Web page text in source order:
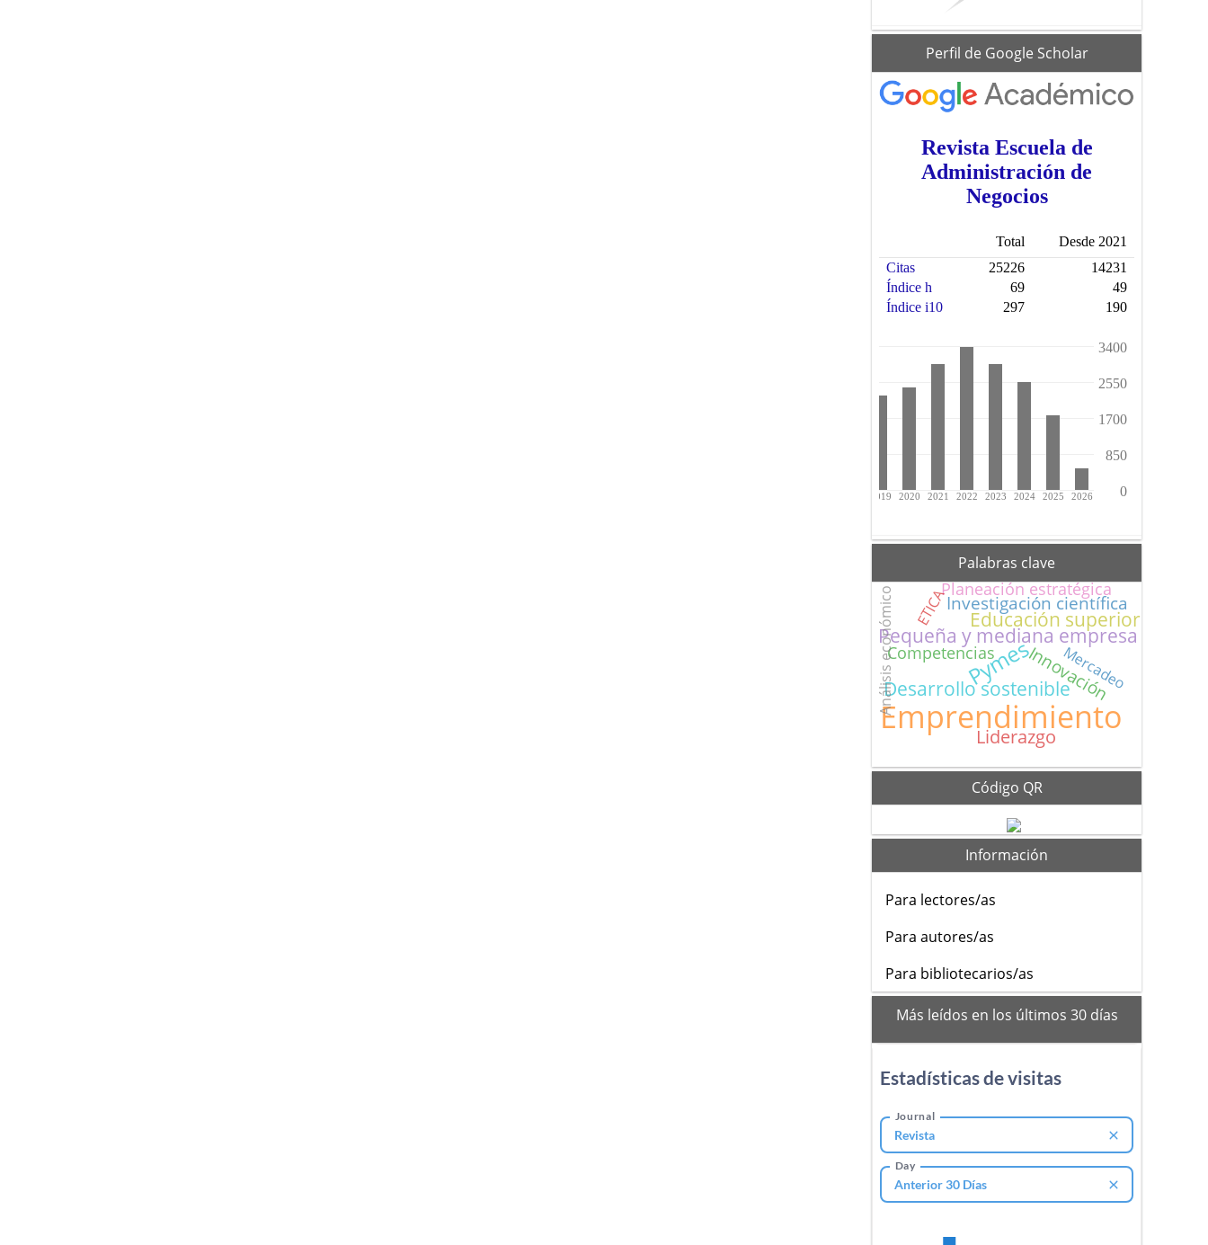
scholarPerfil de Google Scholar
Palabras clave
Emprendimiento
Pymes
Pequeña y mediana empresa
Desarrollo sostenible
Educación superior
Liderazgo
Investigación científica
Innovación
Planeación estratégica
Competencias Mercadeo
Análisis económico ETICA
Código QR
Información
Para lectores/as
Para autores/as
Para bibliotecarios/as
mas_vistos
Más leídos en los últimos 30 días